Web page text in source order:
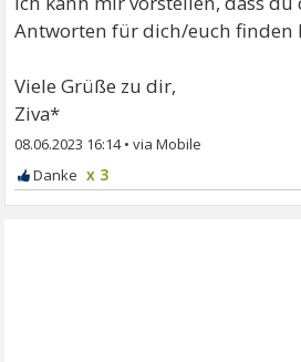
Antworten für dich/euch finden
Viele Grüße zu dir,
Ziva*
08.06.2023 16:14•
x 3